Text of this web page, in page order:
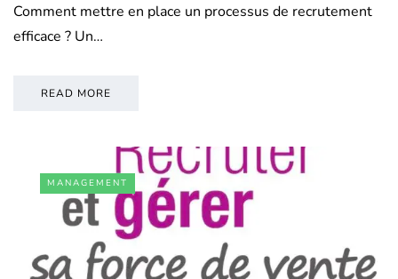
Comment mettre en place un processus de recrutement
efficace ? Un…
READ MORE
MANAGEMENT